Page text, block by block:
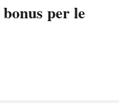
per le